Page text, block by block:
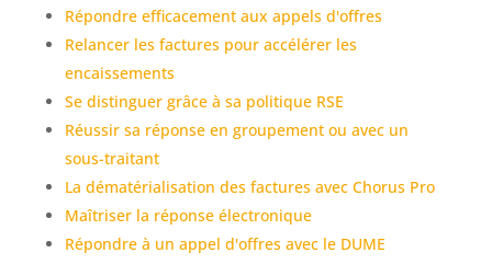
Répondre efficacement aux appels d'offres
Relancer les factures pour accélérer les
encaissements
Se distinguer grâce à sa politique RSE
Réussir sa réponse en groupement ou avec un
sous-traitant
La dématérialisation des factures avec Chorus Pro
Maîtriser la réponse électronique
Répondre à un appel d'offres avec le DUME